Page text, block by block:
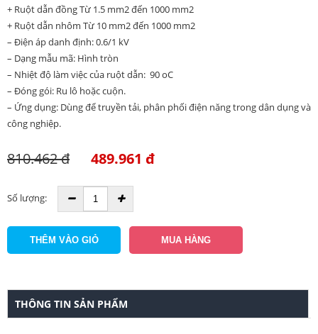
+ Ruột dẫn đồng Từ 1.5 mm2 đến 1000 mm2
+ Ruột dẫn nhôm Từ 10 mm2 đến 1000 mm2
– Điện áp danh định: 0.6/1 kV
– Dạng mẫu mã: Hình tròn
– Nhiệt độ làm việc của ruột dẫn: 90 oC
– Đóng gói: Ru lô hoặc cuộn.
– Ứng dụng: Dùng để truyền tải, phân phối điện năng trong dân dụng và
công nghiệp.
810.462 đ 489.961 đ
Số lượng:
THÔNG TIN SẢN PHẨM